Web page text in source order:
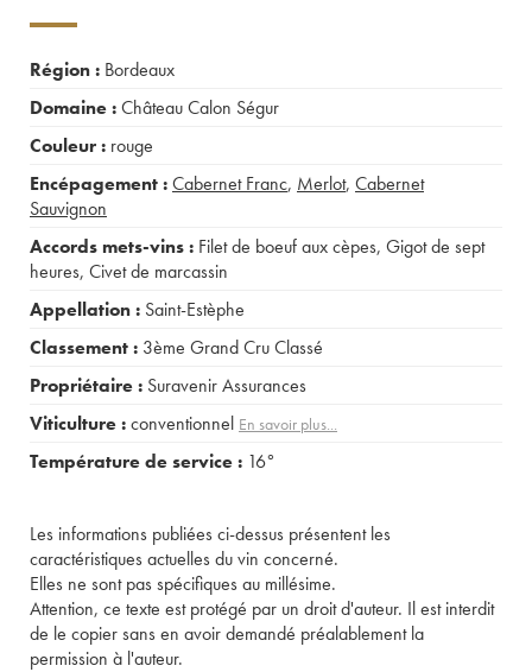
Région : Bordeaux
Domaine :Château Calon Ségur
Couleur : rouge
Encépagement :Cabernet Franc, Merlot, Cabernet
Sauvignon
Accords mets-vins : Filet de boeuf aux cèpes, Gigot de sept
heures, Civet de marcassin
Appellation : Saint-Estèphe
Classement : 3ème Grand Cru Classé
Propriétaire : Suravenir Assurances
Viticulture :conventionnel En savoir plus...
Température de service : 16°
Les informations publiées ci-dessus présentent les
caractéristiques actuelles du vin concerné.
Elles ne sont pas spécifiques au millésime.
Attention, ce texte est protégé par un droit d'auteur. Il est interdit
de le copier sans en avoir demandé préalablement la
permission à l'auteur.